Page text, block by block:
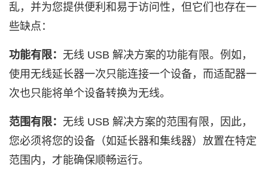
乱，并为您提供便利和易于访问性，但它们也存在一
些缺点：
功能有限： 无线 USB 解决方案的功能有限。例如，
使用无线延长器一次只能连接一个设备，而适配器一
次也只能将单个设备转换为无线。
范围有限： 无线 USB 解决方案的范围有限，因此，
您必须将您的设备（如延长器和集线器）放置在特定
范围内，才能确保顺畅运行。